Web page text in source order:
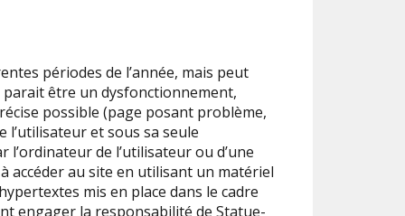
périodes de l’année, mais peut
être un dysfonctionnement,
possible (page posant problème,
et sous sa seule
de l’utilisateur ou d’une
accéder au site en utilisant un matériel
mis en place dans le cadre
engager la responsabilité de Statue-